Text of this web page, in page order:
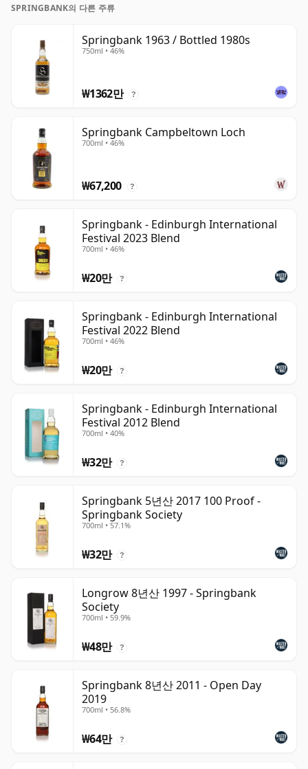
SPRINGBANK의 다른 주류
Springbank 1963 / Bottled 1980s
750ml • 46%
₩1362만 ?
Springbank Campbeltown Loch
700ml • 46%
₩67,200 ?
Springbank - Edinburgh International
Festival 2023 Blend
700ml • 46%
₩20만 ?
Springbank - Edinburgh International
Festival 2022 Blend
700ml • 46%
₩20만 ?
Springbank - Edinburgh International
Festival 2012 Blend
700ml • 40%
₩32만 ?
Springbank 5년산 2017 100 Proof -
Springbank Society
700ml • 57.1%
₩32만 ?
Longrow 8년산 1997 - Springbank
Society
700ml • 59.9%
₩48만 ?
Springbank 8년산 2011 - Open Day
2019
700ml • 56.8%
₩64만 ?